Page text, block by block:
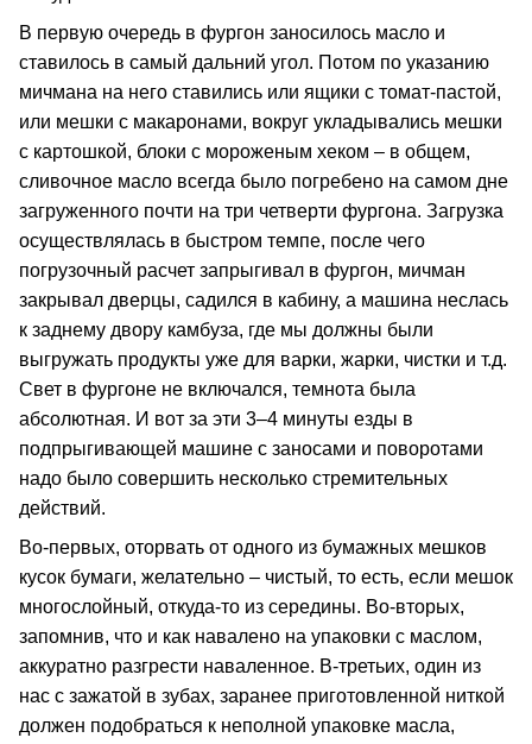
В первую очередь в фургон заносилось масло и
ставилось в самый дальний угол. Потом по указанию
мичмана на него ставились или ящики с томат-пастой,
или мешки с макаронами, вокруг укладывались мешки
с картошкой, блоки с мороженым хеком – в общем,
сливочное масло всегда было погребено на самом дне
загруженного почти на три четверти фургона. Загрузка
осуществлялась в быстром темпе, после чего
погрузочный расчет запрыгивал в фургон, мичман
закрывал дверцы, садился в кабину, а машина неслась
к заднему двору камбуза, где мы должны были
выгружать продукты уже для варки, жарки, чистки и т.д.
Свет в фургоне не включался, темнота была
абсолютная. И вот за эти 3–4 минуты езды в
подпрыгивающей машине с заносами и поворотами
надо было совершить несколько стремительных
действий.
Во-первых, оторвать от одного из бумажных мешков
кусок бумаги, желательно – чистый, то есть, если мешок
многослойный, откуда-то из середины. Во-вторых,
запомнив, что и как навалено на упаковки с маслом,
аккуратно разгрести наваленное. В-третьих, один из
нас с зажатой в зубах, заранее приготовленной ниткой
должен подобраться к неполной упаковке масла,